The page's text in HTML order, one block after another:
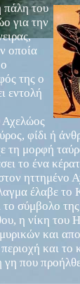
πάλη του
για την
οποία
της ο
εντολή
Αχελώος
φίδι ή
τη μορφή
το ένα
ηττημένο
έλαβε το
το σύμβολο
η νίκη του
και
και το
γη που